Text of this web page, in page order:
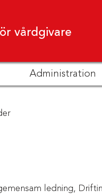
vårdgivare
Administration
ledning,